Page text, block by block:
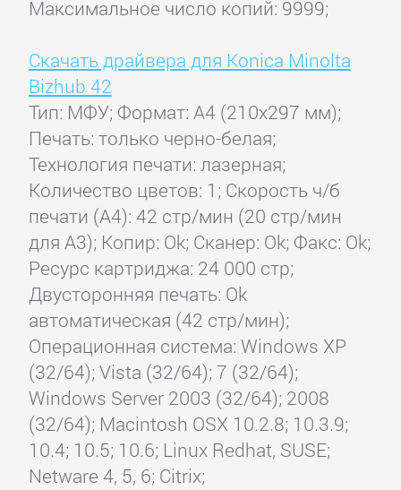
Максимальное число копий: 9999;
Скачать драйвера для Konica Minolta
Bizhub 42
Тип: МФУ; Формат: A4 (210x297 мм);
Печать: только черно-белая;
Технология печати: лазерная;
Количество цветов: 1; Скорость ч/б
печати (А4): 42 стр/мин (20 стр/мин
для А3); Копир: Ok; Сканер: Ok; Факс: Ok;
Ресурс картриджа: 24 000 стр;
Двусторонняя печать: Ok
автоматическая (42 стр/мин);
Операционная система: Windows XP
(32/64); Vista (32/64); 7 (32/64);
Windows Server 2003 (32/64); 2008
(32/64); Macintosh OSX 10.2.8; 10.3.9;
10.4; 10.5; 10.6; Linux Redhat, SUSE;
Netware 4, 5, 6; Citrix;